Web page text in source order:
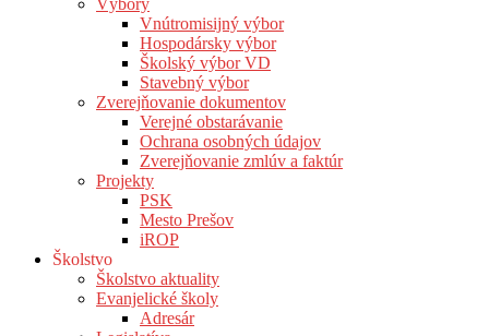
Vnútromisijný výbor
Hospodársky výbor
Školský výbor VD
Stavebný výbor
Zverejňovanie dokumentov
Verejné obstarávanie
Ochrana osobných údajov
Zverejňovanie zmlúv a faktúr
Projekty
PSK
Mesto Prešov
iROP
Školstvo
Školstvo aktuality
Evanjelické školy
Adresár